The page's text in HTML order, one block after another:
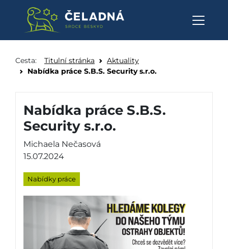
Cesta: Titulní stránka
Aktuality
Nabídka práce S.B.S. Security s.r.o.
Nabídka práce S.B.S.
Security s.r.o.
Michaela Nečasová
15.07.2024
Nabídky práce